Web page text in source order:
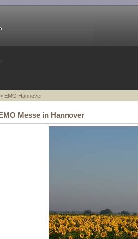
EMO Hannover
Messe in Hannover